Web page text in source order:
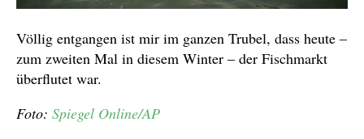
Völlig entgangen ist mir im ganzen Trubel, dass heute –
zum zweiten Mal in diesem Winter – der Fischmarkt
überflutet war.
Foto: Spiegel Online/AP